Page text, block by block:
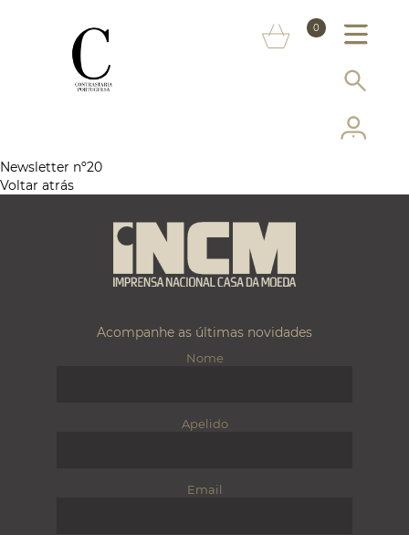
0
SERVIÇOS
MAIS CONTRASTARIA
LOJA ONLINE
Newsletter nº20
Voltar atrás
Acompanhe as últimas novidades
Nome
Apelido
Email